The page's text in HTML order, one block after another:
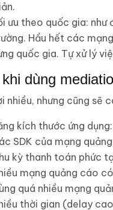
ưu theo quốc gia:
Hầu hết các
quốc gia. Tự xử lý
dùng
nhiều, nhưng cũng sẽ
kích thước ứng
SDK của mạng
kỳ thanh toán phức
mạng quảng cáo
quá nhiều mạng
thời gian (delay